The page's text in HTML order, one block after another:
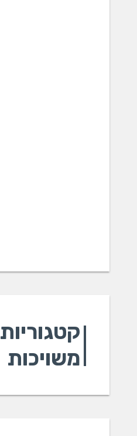
קטגוריות
משויכות